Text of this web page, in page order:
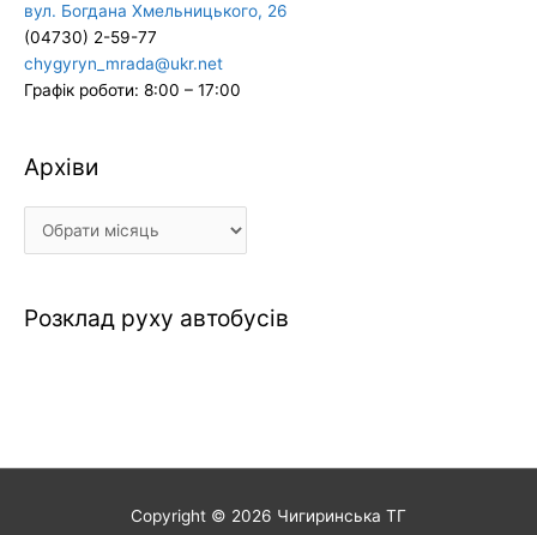
вул. Богдана Хмельницького, 26
(04730) 2-59-77
chygyryn_mrada@ukr.net
Графік роботи: 8:00 – 17:00
Архіви
Архіви
Розклад руху автобусів
Copyright © 2026 Чигиринська ТГ